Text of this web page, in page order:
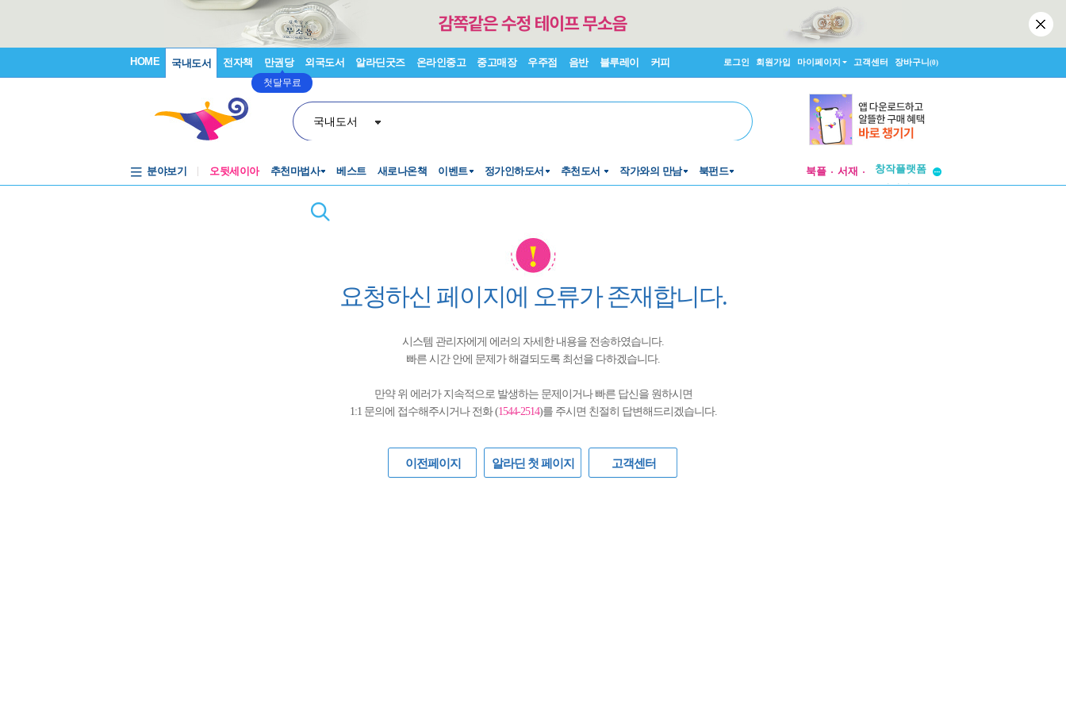
HOME 국내도서 전자책 만권당
첫달무료
외국도서 알라딘굿즈 온라인중고 중고매장 우주점 음반 블루레이 커피 로그인 회원가입 마이페이지 고객센터 장바구니(0)
국내도서
분야보기 오뒷세이아 추천마법사 베스트 새로나온책 이벤트 정가인하도서 추천도서 작가와의 만남 북펀드 북플 서재
투비컨티뉴드
투비컨티뉴드
요청하신 페이지에 오류가 존재합니다.
시스템 관리자에게 에러의 자세한 내용을 전송하였습니다.
빠른 시간 안에 문제가 해결되도록 최선을 다하겠습니다.
만약 위 에러가 지속적으로 발생하는 문제이거나 빠른 답신을 원하시면
1:1 문의에 접수해주시거나 전화 (1544-2514)를 주시면 친절히 답변해드리겠습니다.
이전페이지 알라딘 첫 페이지 고객센터